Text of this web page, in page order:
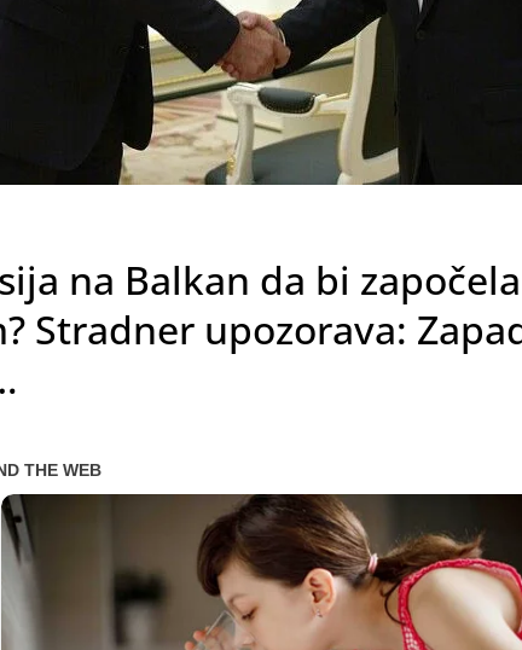
na Balkan da bi
Stradner upozorava: